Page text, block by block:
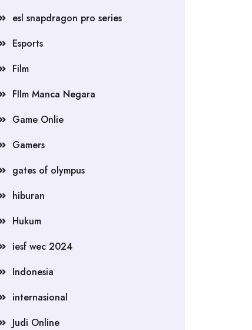
esl snapdragon pro series
Esports
Film
FIlm Manca Negara
Game Onlie
Gamers
gates of olympus
hiburan
Hukum
iesf wec 2024
Indonesia
internasional
Judi Online